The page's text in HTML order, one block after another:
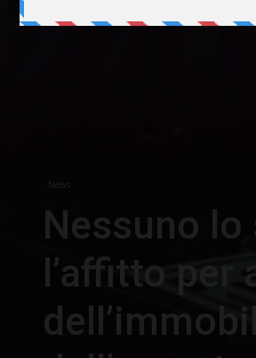
News
Nessuno lo
l’affitto